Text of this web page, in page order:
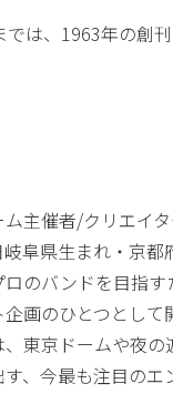
では、1963年の創
ム主催者/クリエイ
阜県生まれ・京
のバンドを目指
画のひとつとし
東京ドームや夜
、今最も注目のエ